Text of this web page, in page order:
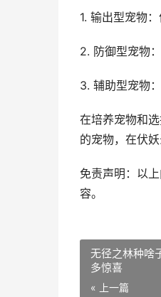
1. 输出型宠物
2. 防御型宠物
3. 辅助型宠物
在培养宠物和
的宠物，在伏
免责声明：以
容。
无径之林种啥
多惊喜
« 上一篇